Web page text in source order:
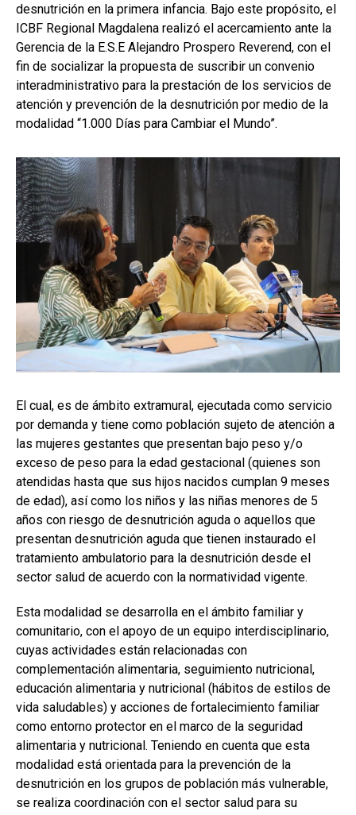
desnutrición en la primera infancia. Bajo este propósito, el
ICBF Regional Magdalena realizó el acercamiento ante la
Gerencia de la E.S.E Alejandro Prospero Reverend, con el
fin de socializar la propuesta de suscribir un convenio
interadministrativo para la prestación de los servicios de
atención y prevención de la desnutrición por medio de la
modalidad “1.000 Días para Cambiar el Mundo”.
El cual, es de ámbito extramural, ejecutada como servicio
por demanda y tiene como población sujeto de atención a
las mujeres gestantes que presentan bajo peso y/o
exceso de peso para la edad gestacional (quienes son
atendidas hasta que sus hijos nacidos cumplan 9 meses
de edad), así como los niños y las niñas menores de 5
años con riesgo de desnutrición aguda o aquellos que
presentan desnutrición aguda que tienen instaurado el
tratamiento ambulatorio para la desnutrición desde el
sector salud de acuerdo con la normatividad vigente.
Esta modalidad se desarrolla en el ámbito familiar y
comunitario, con el apoyo de un equipo interdisciplinario,
cuyas actividades están relacionadas con
complementación alimentaria, seguimiento nutricional,
educación alimentaria y nutricional (hábitos de estilos de
vida saludables) y acciones de fortalecimiento familiar
como entorno protector en el marco de la seguridad
alimentaria y nutricional. Teniendo en cuenta que esta
modalidad está orientada para la prevención de la
desnutrición en los grupos de población más vulnerable,
se realiza coordinación con el sector salud para su